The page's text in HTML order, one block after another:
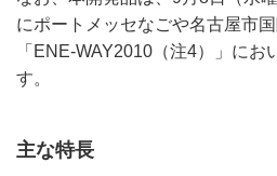
にポートメッセなごや名古屋市
「ENE-WAY2010（注4）」にお
す。
主な特長